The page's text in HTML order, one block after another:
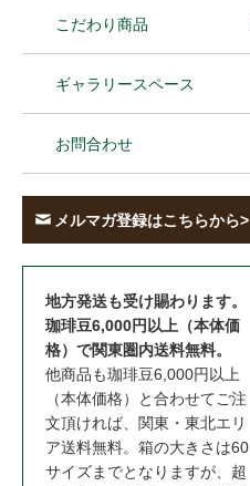
こだわり商品
ギャラリースペース
お問合わせ
メルマガ登録はこちらから>
地方発送も受け賜わります。
珈琲豆6,000円以上（本体価
格）で関東圏内送料無料。
他商品も珈琲豆6,000円以上
（本体価格）と合わせてご注
文頂ければ、関東・東北エリ
ア送料無料。箱の大きさは60
サイズまでとなりますが、超